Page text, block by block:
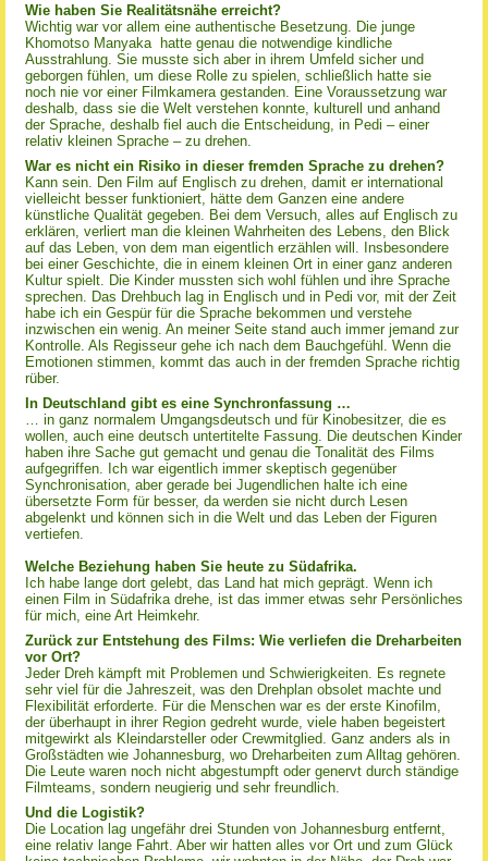
Wie haben Sie Realitätsnähe erreicht?
Wichtig war vor allem eine authentische Besetzung. Die junge
Khomotso Manyaka hatte genau die notwendige kindliche
Ausstrahlung. Sie musste sich aber in ihrem Umfeld sicher und
geborgen fühlen, um diese Rolle zu spielen, schließlich hatte sie
noch nie vor einer Filmkamera gestanden. Eine Voraussetzung war
deshalb, dass sie die Welt verstehen konnte, kulturell und anhand
der Sprache, deshalb fiel auch die Entscheidung, in Pedi – einer
relativ kleinen Sprache – zu drehen.
War es nicht ein Risiko in dieser fremden Sprache zu drehen?
Kann sein. Den Film auf Englisch zu drehen, damit er international
vielleicht besser funktioniert, hätte dem Ganzen eine andere
künstliche Qualität gegeben. Bei dem Versuch, alles auf Englisch zu
erklären, verliert man die kleinen Wahrheiten des Lebens, den Blick
auf das Leben, von dem man eigentlich erzählen will. Insbesondere
bei einer Geschichte, die in einem kleinen Ort in einer ganz anderen
Kultur spielt. Die Kinder mussten sich wohl fühlen und ihre Sprache
sprechen. Das Drehbuch lag in Englisch und in Pedi vor, mit der Zeit
habe ich ein Gespür für die Sprache bekommen und verstehe
inzwischen ein wenig. An meiner Seite stand auch immer jemand zur
Kontrolle. Als Regisseur gehe ich nach dem Bauchgefühl. Wenn die
Emotionen stimmen, kommt das auch in der fremden Sprache richtig
rüber.
In Deutschland gibt es eine Synchronfassung …
… in ganz normalem Umgangsdeutsch und für Kinobesitzer, die es
wollen, auch eine deutsch untertitelte Fassung. Die deutschen Kinder
haben ihre Sache gut gemacht und genau die Tonalität des Films
aufgegriffen. Ich war eigentlich immer skeptisch gegenüber
Synchronisation, aber gerade bei Jugendlichen halte ich eine
übersetzte Form für besser, da werden sie nicht durch Lesen
abgelenkt und können sich in die Welt und das Leben der Figuren
vertiefen.
Welche Beziehung haben Sie heute zu Südafrika.
Ich habe lange dort gelebt, das Land hat mich geprägt. Wenn ich
einen Film in Südafrika drehe, ist das immer etwas sehr Persönliches
für mich, eine Art Heimkehr.
Zurück zur Entstehung des Films: Wie verliefen die Dreharbeiten
vor Ort?
Jeder Dreh kämpft mit Problemen und Schwierigkeiten. Es regnete
sehr viel für die Jahreszeit, was den Drehplan obsolet machte und
Flexibilität erforderte. Für die Menschen war es der erste Kinofilm,
der überhaupt in ihrer Region gedreht wurde, viele haben begeistert
mitgewirkt als Kleindarsteller oder Crewmitglied. Ganz anders als in
Großstädten wie Johannesburg, wo Dreharbeiten zum Alltag gehören.
Die Leute waren noch nicht abgestumpft oder genervt durch ständige
Filmteams, sondern neugierig und sehr freundlich.
Und die Logistik?
Die Location lag ungefähr drei Stunden von Johannesburg entfernt,
eine relativ lange Fahrt. Aber wir hatten alles vor Ort und zum Glück